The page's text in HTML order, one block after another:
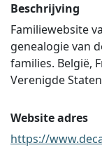
Beschrijving
Familiewebsite
genealogie van
families. België,
Verenigde
Website adres
https://